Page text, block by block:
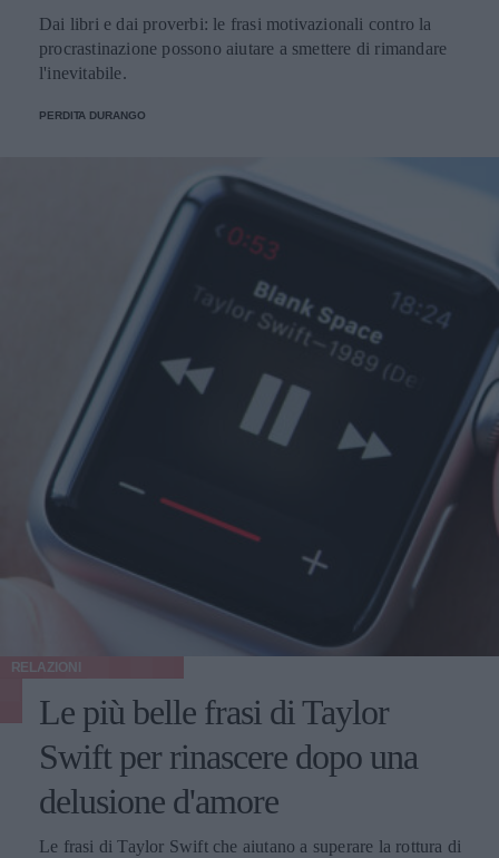
Dai libri e dai proverbi: le frasi motivazionali contro la
procrastinazione possono aiutare a smettere di rimandare
l'inevitabile.
PERDITA DURANGO
RELAZIONI
Le più belle frasi di Taylor
Swift per rinascere dopo una
delusione d'amore
Le frasi di Taylor Swift che aiutano a superare la rottura di